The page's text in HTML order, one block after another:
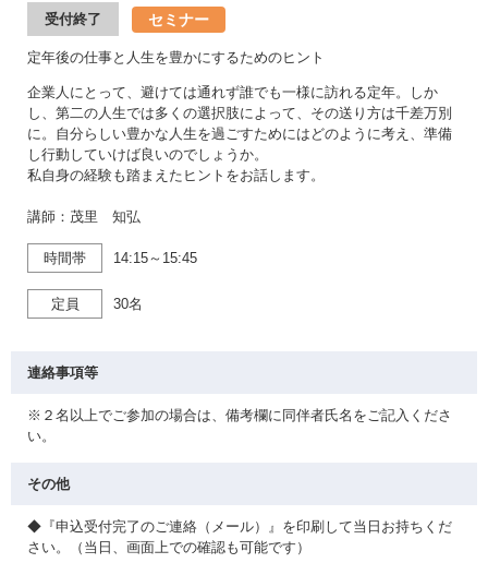
受付終了 セミナー
定年後の仕事と人生を豊かにするためのヒント
企業人にとって、避けては通れず誰でも一様に訪れる定年。しか
し、第二の人生では多くの選択肢によって、その送り方は千差万別
に。自分らしい豊かな人生を過ごすためにはどのように考え、準備
し行動していけば良いのでしょうか。
私自身の経験も踏まえたヒントをお話します。
講師：茂里 知弘
時間帯 14:15～15:45
定員 30名
連絡事項等
※２名以上でご参加の場合は、備考欄に同伴者氏名をご記入くださ
い。
その他
◆『申込受付完了のご連絡（メール）』を印刷して当日お持ちくだ
さい。（当日、画面上での確認も可能です）